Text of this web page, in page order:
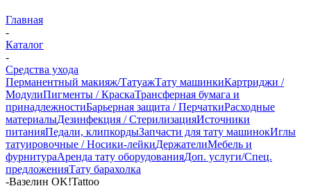
Главная
-
Каталог
-
Средства ухода
Перманентный макияж/ТатуажТату машинкиКартриджи /
МодулиПигменты / КраскаТрансферная бумага и
принадлежностиБарьерная защита / ПерчаткиРасходные
материалыДезинфекция / СтерилизацияИсточники
питанияПедали, клипкордыЗапчасти для тату машинокИглы
татуировочные / Носики-лейкиДержателиМебель и
фурнитураАренда тату оборудованияДоп. услуги/Спец.
предложенияТату барахолка
-Вазелин OK!Tattoo